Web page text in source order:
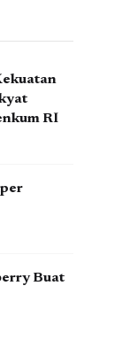
RI
Buat